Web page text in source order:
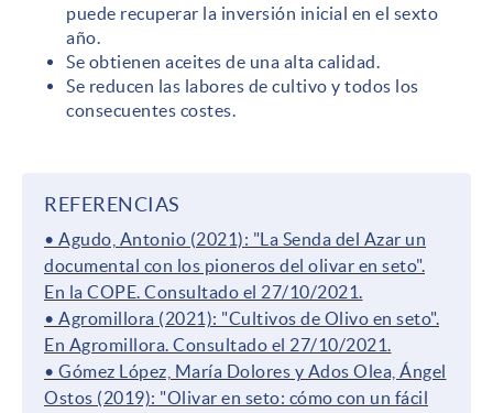
puede recuperar la inversión inicial en el sexto
año.
Se obtienen aceites de una alta calidad.
Se reducen las labores de cultivo y todos los
consecuentes costes.
REFERENCIAS
• Agudo, Antonio (2021): "La Senda del Azar un
documental con los pioneros del olivar en seto".
En la COPE. Consultado el 27/10/2021.
• Agromillora (2021): "Cultivos de Olivo en seto".
En Agromillora. Consultado el 27/10/2021.
• Gómez López, María Dolores y Ados Olea, Ángel
Ostos (2019): "Olivar en seto: cómo con un fácil